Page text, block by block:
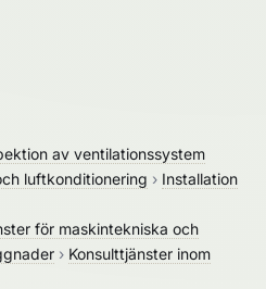
av ventilationssystem
luftkonditionering › Installation
för maskintekniska och
› Konsulttjänster inom